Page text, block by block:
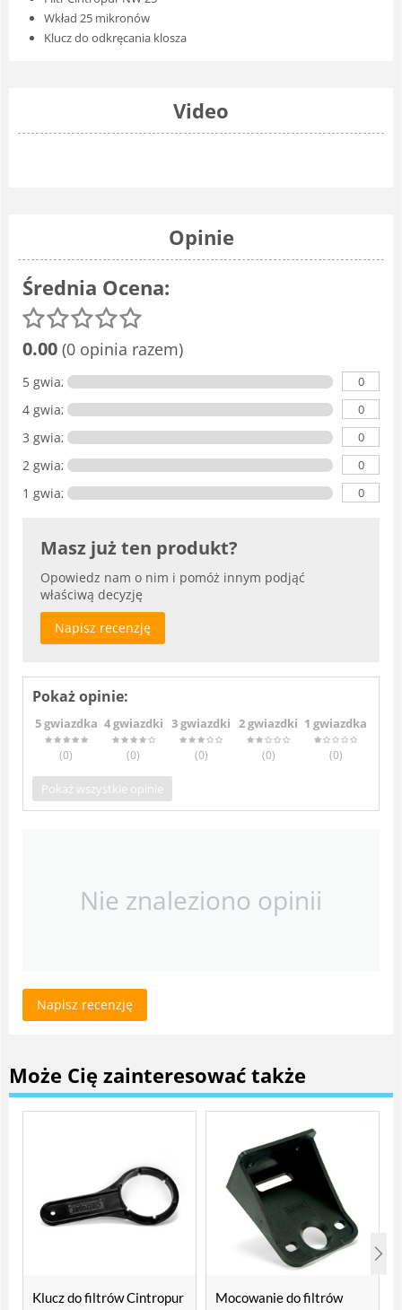
Wkład 25 mikronów
Klucz do odkręcania klosza
Video
Opinie
Średnia Ocena:
0.00 (0 opinia razem)
5 gwiazdka 0
4 gwiazdki 0
3 gwiazdki 0
2 gwiazdki 0
1 gwiazdka 0
Masz już ten produkt?
Opowiedz nam o nim i pomóż innym podjąć
właściwą decyzję
Napisz recenzję
Pokaż opinie:
5 gwiazdka
(0)
4 gwiazdki
(0)
3 gwiazdki
(0)
2 gwiazdki
(0)
1 gwiazdka
(0)
Pokaż wszystkie opinie
Nie znaleziono opinii
Napisz recenzję
Może Cię zainteresować także
Klucz do filtrów Cintropur
Mocowanie do filtrów